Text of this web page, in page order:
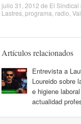
julio 31, 2012 de El Sindical
Lastres programa radio
Artículos relacionados
Entrevista a
Loureido sobre
e higiene
actualidad